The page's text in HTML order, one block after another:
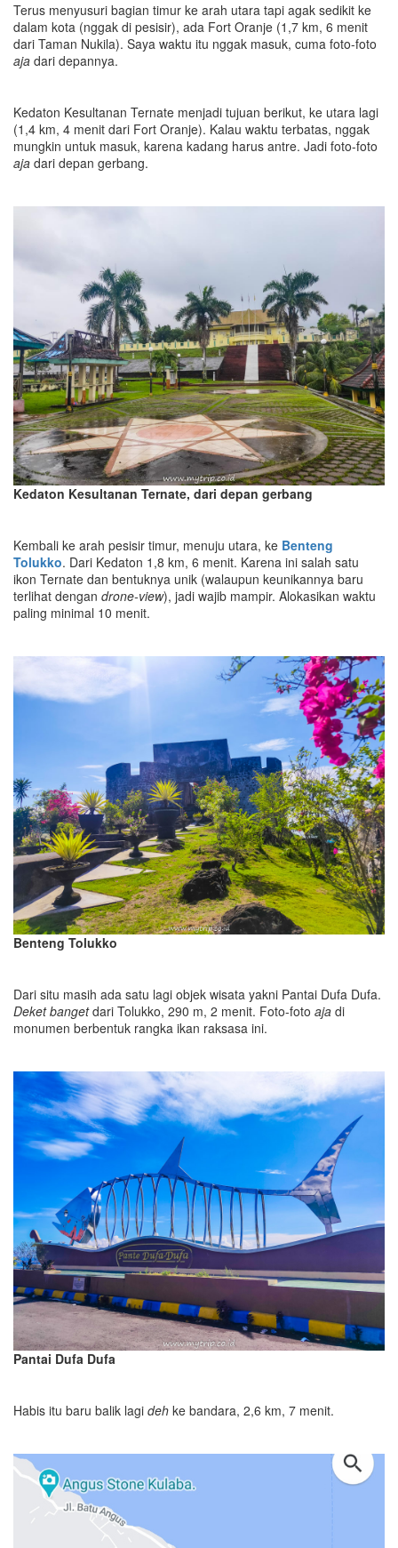
Terus menyusuri bagian timur ke arah utara tapi agak sedikit ke
dalam kota (nggak di pesisir), ada Fort Oranje (1,7 km, 6 menit
dari Taman Nukila). Saya waktu itu nggak masuk, cuma foto-foto
aja dari depannya.
Kedaton Kesultanan Ternate menjadi tujuan berikut, ke utara lagi
(1,4 km, 4 menit dari Fort Oranje). Kalau waktu terbatas, nggak
mungkin untuk masuk, karena kadang harus antre. Jadi foto-foto
aja dari depan gerbang.
Kedaton Kesultanan Ternate, dari depan gerbang
Kembali ke arah pesisir timur, menuju utara, ke Benteng
Tolukko. Dari Kedaton 1,8 km, 6 menit. Karena ini salah satu
ikon Ternate dan bentuknya unik (walaupun keunikannya baru
terlihat dengan drone-view), jadi wajib mampir. Alokasikan waktu
paling minimal 10 menit.
Benteng Tolukko
Dari situ masih ada satu lagi objek wisata yakni Pantai Dufa Dufa.
Deket bangetdari Tolukko, 290 m, 2 menit. Foto-foto aja di
monumen berbentuk rangka ikan raksasa ini.
Pantai Dufa Dufa
Habis itu baru balik lagi deh ke bandara, 2,6 km, 7 menit.